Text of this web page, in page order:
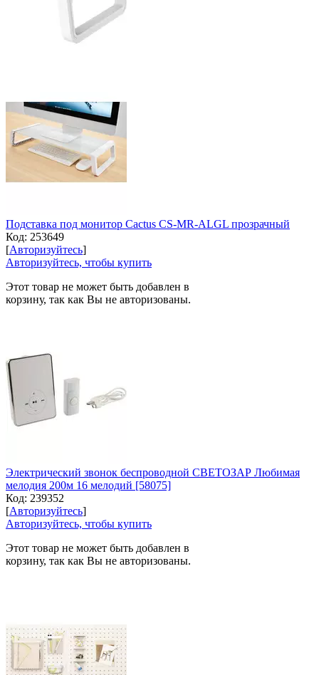
Подставка под монитор Cactus CS-MR-ALGL прозрачный
Код: 253649
[Авторизуйтесь]
Авторизуйтесь, чтобы купить
Этот товар не может быть добавлен в
корзину, так как Вы не авторизованы.
Электрический звонок беспроводной СВЕТОЗАР Любимая
мелодия 200м 16 мелодий [58075]
Код: 239352
[Авторизуйтесь]
Авторизуйтесь, чтобы купить
Этот товар не может быть добавлен в
корзину, так как Вы не авторизованы.